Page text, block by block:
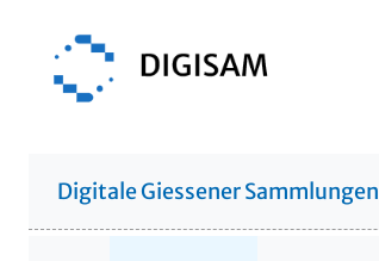
Digitale Giessener Sammlungen